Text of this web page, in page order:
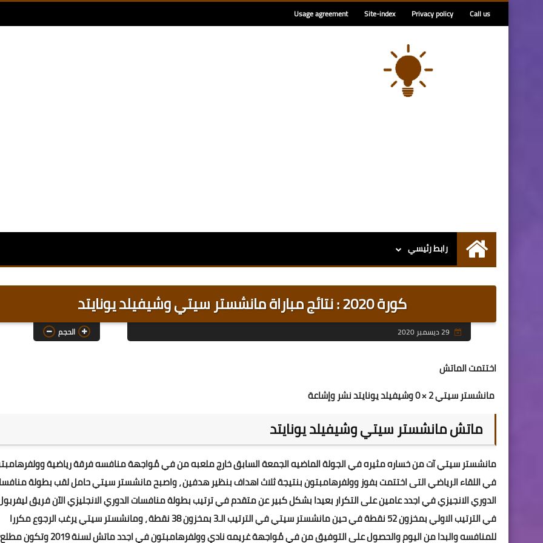
Call us
Privacy policy
Site-index
Usage agreement
الرئيسية
رابط رئيسي
كورة 2020 : نتائج مباراة مانشستر سيتي وشيفيلد يونايتد
الحجم
اختتمت الماتش
مانشستر سيتي 2 × 0 وشيفيلد يونايتد نشر وإشاعة
ماتش مانشستر سيتي وشيفيلد يونايتد
مانشستر سيتي آت من خساره مثيره في الجولة الماضيه الجمعة السابق خارج ملعبه من في مُواجهة منافسه فرقة رياضية
في اللقاء الرياضي التى اختتمت بفوز وولفرهامبتون بنتيجة ثلاث اهداف بنظير هدفين ، واصبح مانشستر سيتي حامل لقب بطولة
الدوري الانجيزي في اجدد عامين على التكرار بعيدا بشكل كبير عن متقدم في ترتيب بطولة منافسات الدوري الانجليزي الآن فريق
في الترتيب الاولي بمخزون 52 نقطة في حين مانشستر سيتي في الترتيب الـ3 بمخزون 38 نقطة ، ومانشستر سيتي يرغب الرجوع مكررا
للمنافسه والبدا من اليوم والحصول على التوفيق من في مُواجهة غريمه نادي وولفرهامبتون في اجدد ماتش لسنة 2019 وتكون مطلع